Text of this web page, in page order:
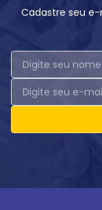
Cadastre seu